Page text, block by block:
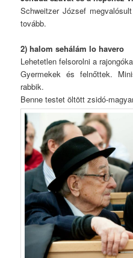
Schweitzer József
tovább.
2) halom sehálám lo havero
Lehetetlen felsorolni a
Gyermekek és felnőttek.
rabbik.
Benne testet öltött zsidó-